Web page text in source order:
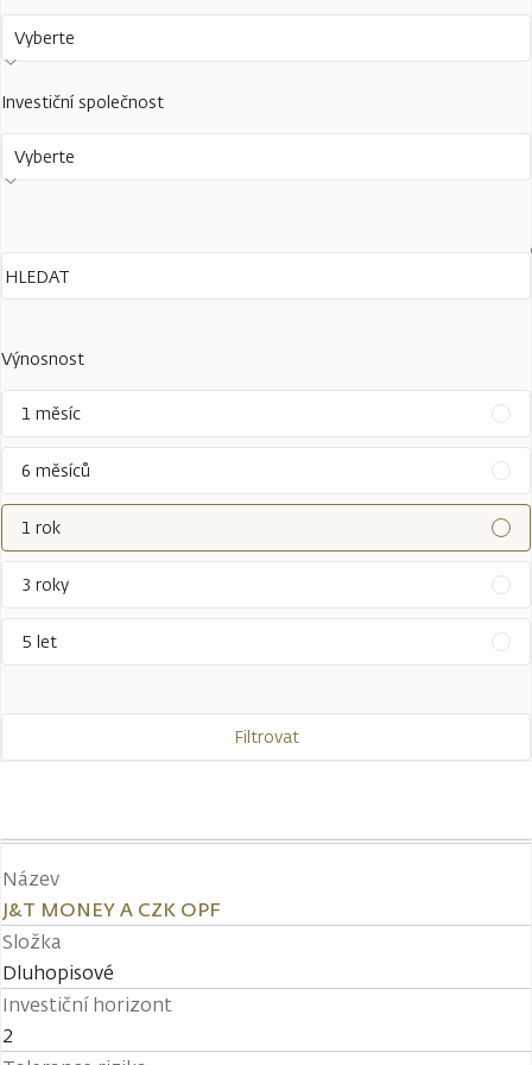
Vyberte
Investiční společnost
Vyberte
Výnosnost
1 měsíc
6 měsíců
1 rok
3 roky
5 let
Filtrovat
Název
J&T MONEY A CZK OPF
Složka
Dluhopisové
Investiční horizont
2